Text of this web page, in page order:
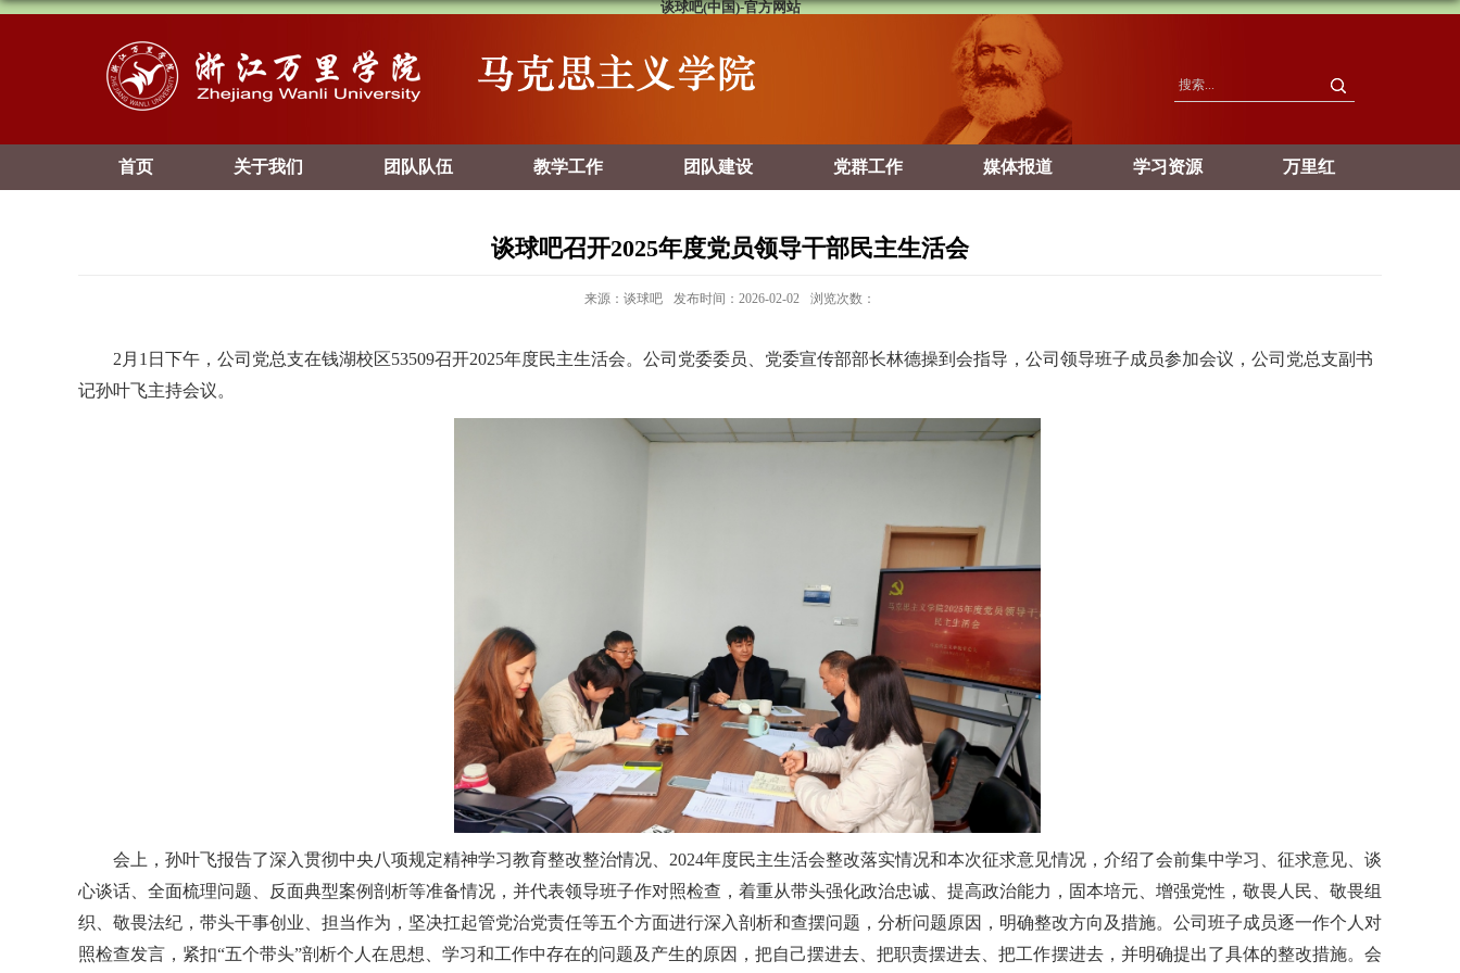
谈球吧(中国)-官方网站
首页 关于我们 团队队伍 教学工作 团队建设 党群工作 媒体报道 学习资源 万里红
谈球吧召开2025年度党员领导干部民主生活会
来源：谈球吧 发布时间：2026-02-02 浏览次数：
2 月 1 日下午，公司党总支在钱湖校区53509召开2025年度民主生活会。公司党委委员、党委宣传部部长林德操到会指导，公司领导班子成员参加会议，公司党总支副书
记孙叶飞主持会议。
会上，孙叶飞报告了深入贯彻中央八项规定精神学习教育整改整治情况、 2024年度民主生活会整改落实情况和本次征求意见情况，介绍了会前集中学习、征求意见、谈
心谈话、全面梳理问题、反面典型案例剖析等准备情况，并代表领导班子作对照检查，着重从带头强化政治忠诚、提高政治能力，固本培元、增强党性，敬畏人民、敬畏组
织、敬畏法纪，带头干事创业、担当作为，坚决扛起管党治党责任等五个方面进行深入剖析和查摆问题，分析问题原因，明确整改方向及措施。公司班子成员逐一作个人对
照检查发言，紧扣“五个带头”剖析个人在思想、学习和工作中存在的问题及产生的原因，把自己摆进去、把职责摆进去、把工作摆进去，并明确提出了具体的整改措施。会